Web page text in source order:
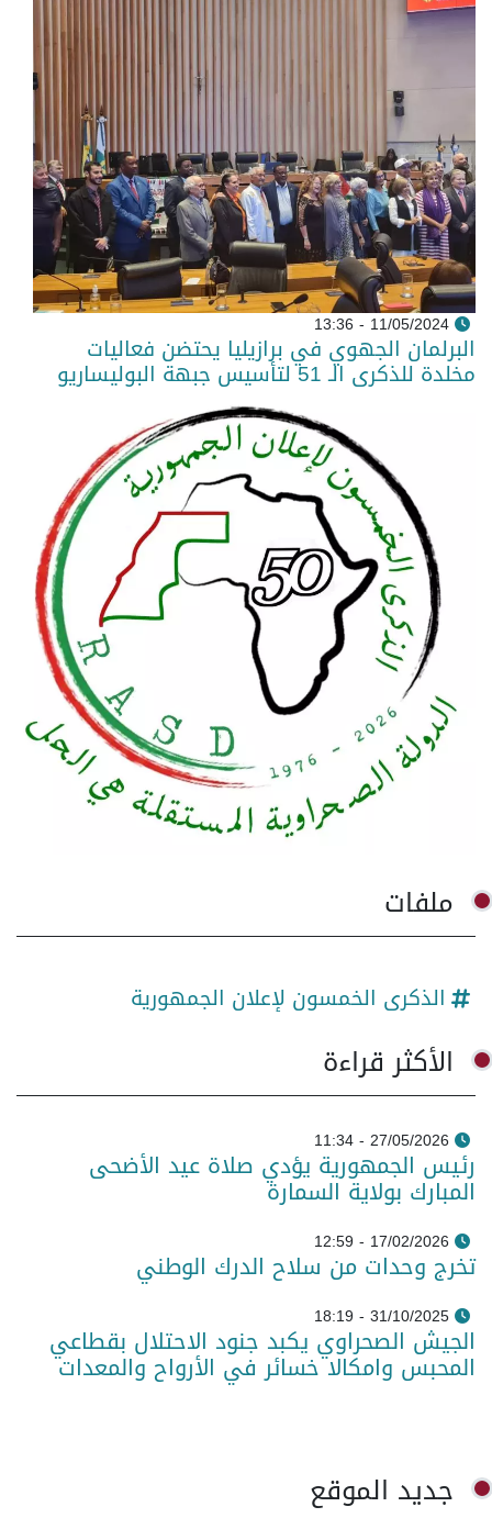
11/05/2024 - 13:36
البرلمان الجهوي في برازيليا يحتضن فعاليات
مخلدة للذكرى الـ 51 لتأسيس جبهة البوليساريو
ملفات
الذكرى الخمسون لإعلان الجمهورية
الأكثر قراءة
27/05/2026 - 11:34
رئيس الجمهورية يؤدي صلاة عيد الأضحى
المبارك بولاية السمارة
17/02/2026 - 12:59
تخرج وحدات من سلاح الدرك الوطني
31/10/2025 - 18:19
الجيش الصحراوي يكبد جنود الاحتلال بقطاعي
المحبس وامكالا خسائر في الأرواح والمعدات
جديد الموقع